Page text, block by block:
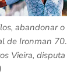
abandonar
de Ironman
Vieira,